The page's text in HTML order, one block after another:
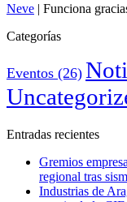
Neve | Funciona
Categorías
Eventos (26)
Entradas recientes
Gremios
regional tras
Industrias de